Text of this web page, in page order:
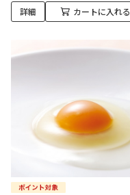
詳細 カートに入れる